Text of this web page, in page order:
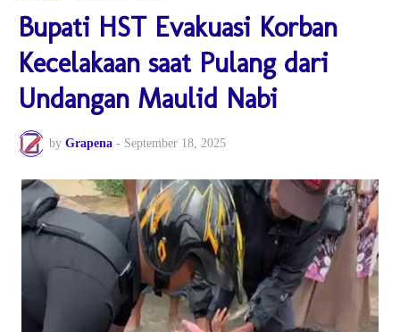
Bupati HST Evakuasi Korban
Kecelakaan saat Pulang dari
Undangan Maulid Nabi
by Grapena - September 18, 2025